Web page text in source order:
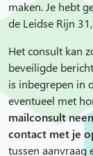
maken. Je hebt
de Leidse Rijn
Het consult kan
beveiligde
is inbegrepen in
eventueel met
mailconsult
contact met je
tussen aanvraag